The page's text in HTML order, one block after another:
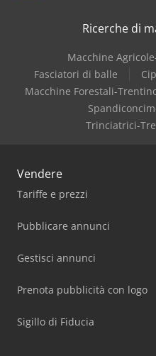
Holzkraft
Ricerche di
Macchine
Fasciatori di balle
Macchine Forestali-
Trinciatrici-
Vendere
Tariffe e prezzi
Pubblicare annunci
Gestisci annunci
Prenota pubblicità con logo
Sigillo di Fiducia